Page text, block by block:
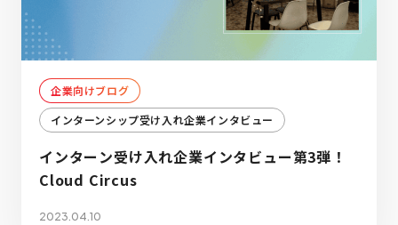
企業向けブログ
インターンシップ受け入れ企業インタビュー
インターン受け入れ企業インタビュー第3弾！
Cloud Circus
2023.04.10